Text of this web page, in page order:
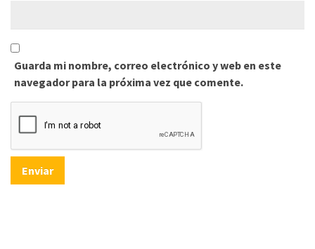
Guarda mi nombre, correo electrónico y web en este
navegador para la próxima vez que comente.